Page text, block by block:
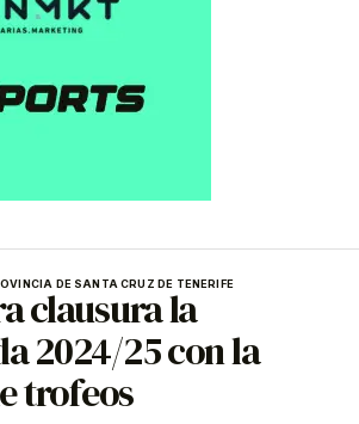
DE SANTA CRUZ DE TENERIFE
clausura la
2024/25 con la
trofeos